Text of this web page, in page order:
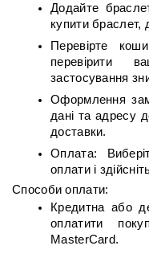
Додайте
купити браслет,
Перевірте
перевірити
застосування
Оформлення
дані та адресу
доставки.
Оплата:
оплати і
Способи оплати:
Кредитна або
оплатити
MasterCard.